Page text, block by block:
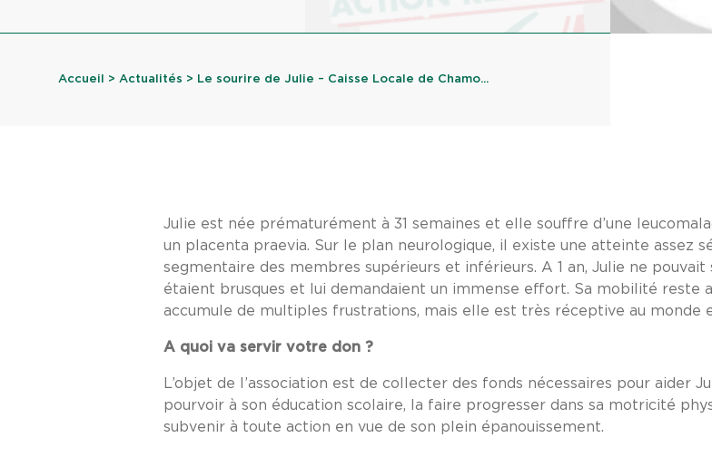
Accueil > Actualités > Le sourire de Julie – Caisse Locale de Chamo...
Julie est née prématurément à 31 semaines et elle souffre d’une
un placenta praevia. Sur le plan neurologique, il existe une atteinte assez
segmentaire des membres supérieurs et inférieurs. A 1 an, Julie ne pouvait
étaient brusques et lui demandaient un immense effort. Sa mobilité reste
accumule de multiples frustrations, mais elle est très réceptive au monde
A quoi va servir votre don ?
L’objet de l’association est de collecter des fonds nécessaires pour aider
pourvoir à son éducation scolaire, la faire progresser dans sa motricité
subvenir à toute action en vue de son plein épanouissement.